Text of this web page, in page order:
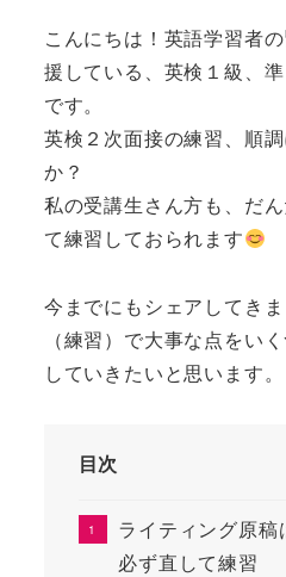
こんにちは！英語学習者
援している、英検１級、
です。
英検２次面接の練習、順
か？
私の受講生さん方も、だ
て練習しておられます
今までにもシェアしてき
（練習）で大事な点をい
していきたいと思います。
目次
ライティング原稿
必ず直して練習